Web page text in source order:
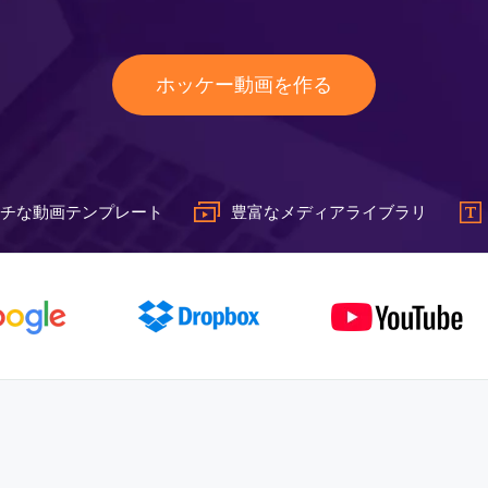
ホッケー動画を作る
な動画テンプレート 豊富なメディアライブラリ